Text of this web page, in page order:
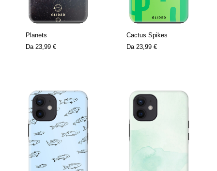
Planets
Da 23,99 €
Cactus Spikes
Da 23,99 €